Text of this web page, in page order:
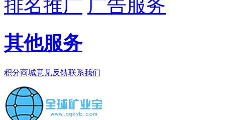
排名推广 广告服务
其他服务
积分商城意见反馈联系我们